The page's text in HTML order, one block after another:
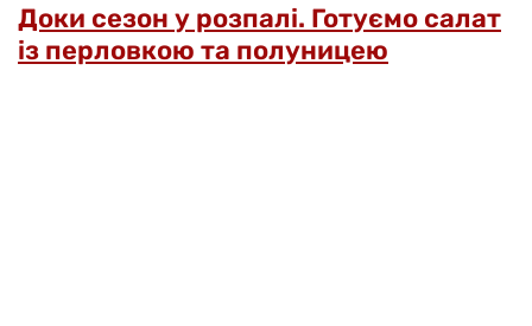
Доки сезон у розпалі. Готуємо салат
із перловкою та полуницею